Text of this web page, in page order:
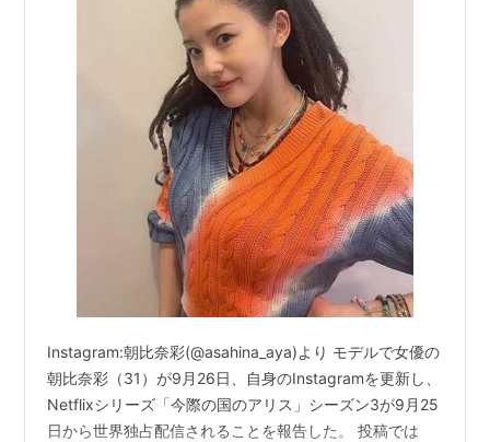
Instagram:朝比奈彩(@asahina_aya)より モデルで女優の
朝比奈彩（31）が9月26日、自身のInstagramを更新し、
Netflixシリーズ「今際の国のアリス」シーズン3が9月25
日から世界独占配信されることを報告した。 投稿では